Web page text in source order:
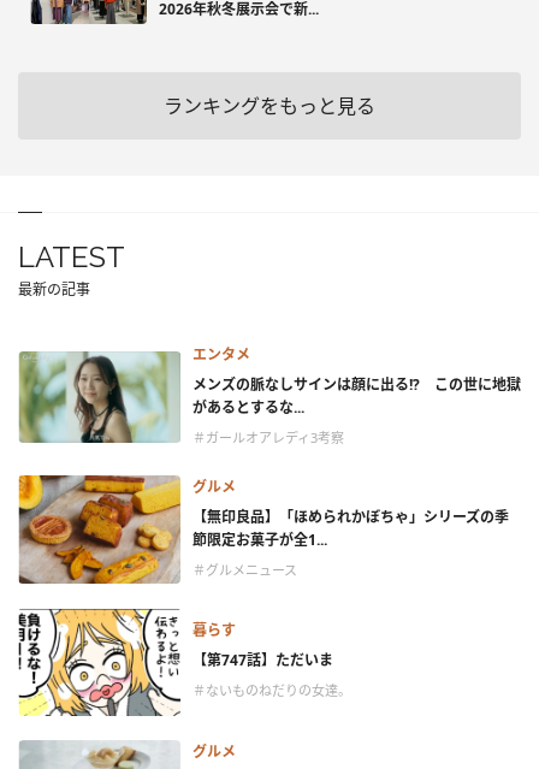
2026年秋冬展示会で新...
ランキングをもっと見る
LATEST
最新の記事
エンタメ
メンズの脈なしサインは顔に出る!? この世に地獄
があるとするな...
＃ガールオアレディ3考察
グルメ
【無印良品】「ほめられかぼちゃ」シリーズの季
節限定お菓子が全1...
＃グルメニュース
暮らす
【第747話】ただいま
＃ないものねだりの女達。
グルメ